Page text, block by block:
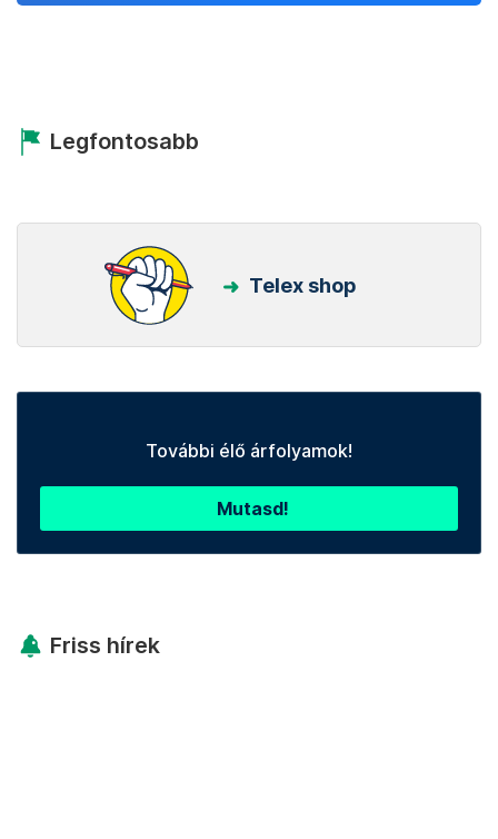
Legfontosabb
Telex shop
További élő árfolyamok!
Mutasd!
Friss hírek